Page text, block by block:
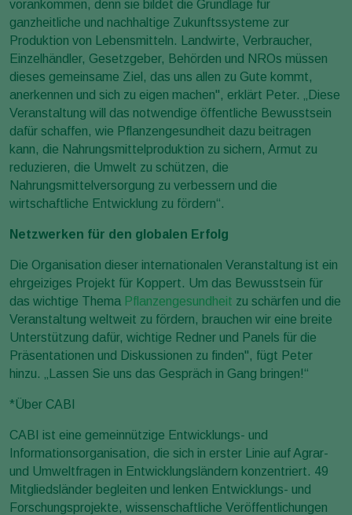
vorankommen, denn sie bildet die Grundlage für
ganzheitliche und nachhaltige Zukunftssysteme zur
Produktion von Lebensmitteln. Landwirte, Verbraucher,
Einzelhändler, Gesetzgeber, Behörden und NROs müssen
dieses gemeinsame Ziel, das uns allen zu Gute kommt,
anerkennen und sich zu eigen machen", erklärt Peter. „Diese
Veranstaltung will das notwendige öffentliche Bewusstsein
dafür schaffen, wie Pflanzengesundheit dazu beitragen
kann, die Nahrungsmittelproduktion zu sichern, Armut zu
reduzieren, die Umwelt zu schützen, die
Nahrungsmittelversorgung zu verbessern und die
wirtschaftliche Entwicklung zu fördern“.
Netzwerken für den globalen Erfolg
Die Organisation dieser internationalen Veranstaltung ist ein
ehrgeiziges Projekt für Koppert. Um das Bewusstsein für
das wichtige Thema Pflanzengesundheit zu schärfen und die
Veranstaltung weltweit zu fördern, brauchen wir eine breite
Unterstützung dafür, wichtige Redner und Panels für die
Präsentationen und Diskussionen zu finden", fügt Peter
hinzu. „Lassen Sie uns das Gespräch in Gang bringen!“
*Über CABI
CABI ist eine gemeinnützige Entwicklungs- und
Informationsorganisation, die sich in erster Linie auf Agrar-
und Umweltfragen in Entwicklungsländern konzentriert. 49
Mitgliedsländer begleiten und lenken Entwicklungs- und
Forschungsprojekte, wissenschaftliche Veröffentlichungen